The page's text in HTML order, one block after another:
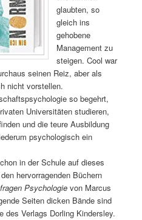
glaubten, so
gleich ins
gehobene
Management zu
steigen. Cool war
seinen Reiz, aber als
nicht vorstellen.
so begehrt,
Universitäten studieren,
und die teure Ausbildung
psychologisch ein
in der Schule auf dieses
hervorragenden Büchern
Psychologievon Marcus
Seiten dicken Bände sind
des Verlags Dorling Kindersley.